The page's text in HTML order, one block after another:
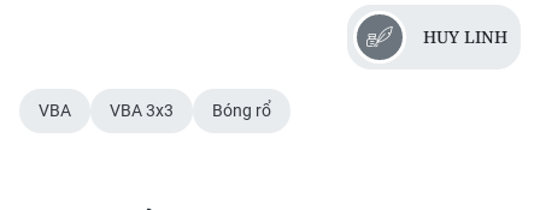
Duyên hải Nam Trung Bộ và Tây
HUY LINH
VBA VBA 3x3 Bóng rổ